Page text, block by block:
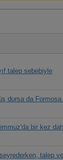
talep sebebiyle
dursa da Formosa
bir kez
talep